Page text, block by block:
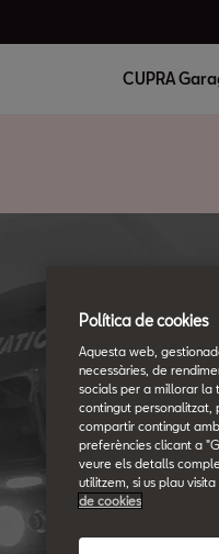
CUPRA
Política de cookies
Aquesta web,
necessàries, de
socials per a millorar la
contingut
compartir contingut
preferències clicant a
veure els detalls
utilitzem, si us plau
de cookies